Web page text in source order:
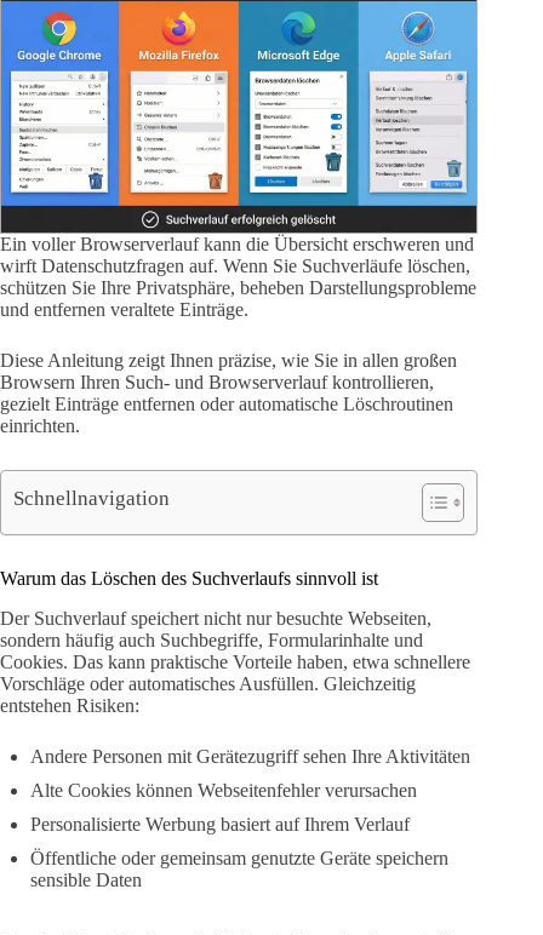
Ein voller Browserverlauf kann die Übersicht erschweren und
wirft Datenschutzfragen auf. Wenn Sie Suchverläufe löschen,
schützen Sie Ihre Privatsphäre, beheben Darstellungsprobleme
und entfernen veraltete Einträge.
Diese Anleitung zeigt Ihnen präzise, wie Sie in allen großen
Browsern Ihren Such- und Browserverlauf kontrollieren,
gezielt Einträge entfernen oder automatische Löschroutinen
einrichten.
Schnellnavigation
Warum das Löschen des Suchverlaufs sinnvoll ist
Der Suchverlauf speichert nicht nur besuchte Webseiten,
sondern häufig auch Suchbegriffe, Formularinhalte und
Cookies. Das kann praktische Vorteile haben, etwa schnellere
Vorschläge oder automatisches Ausfüllen. Gleichzeitig
entstehen Risiken:
Andere Personen mit Gerätezugriff sehen Ihre Aktivitäten
Alte Cookies können Webseitenfehler verursachen
Personalisierte Werbung basiert auf Ihrem Verlauf
Öffentliche oder gemeinsam genutzte Geräte speichern
sensible Daten